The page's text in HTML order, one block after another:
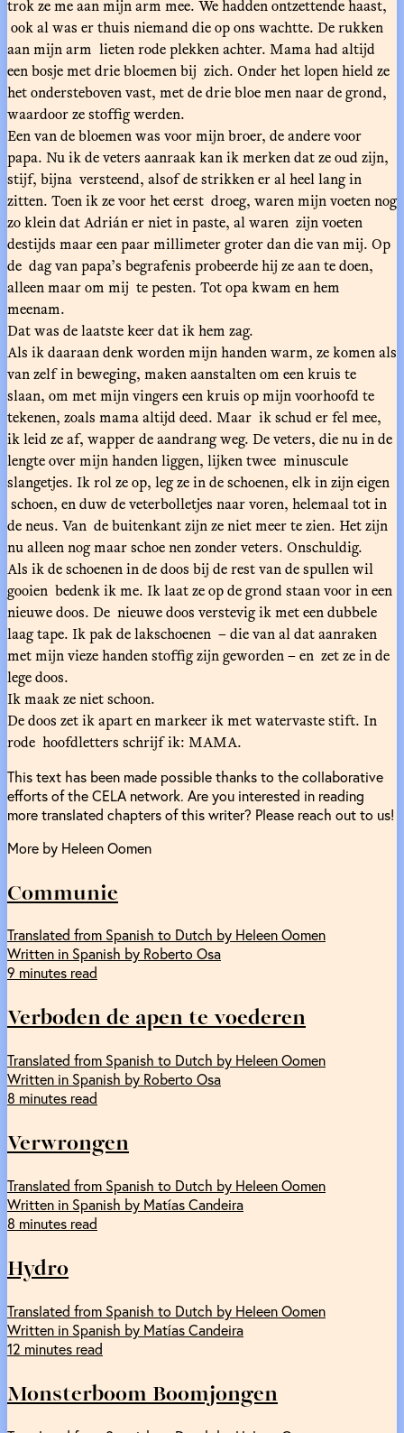
trok ze me aan mijn arm mee. We hadden ontzettende haast,
ook al was er thuis niemand die op ons wachtte. De rukken
aan mijn arm lieten rode plekken achter. Mama had altijd
een bosje met drie bloemen bij zich. Onder het lopen hield ze
het ondersteboven vast, met de drie bloe men naar de grond,
waardoor ze stoffig werden.
Een van de bloemen was voor mijn broer, de andere voor
papa. Nu ik de veters aanraak kan ik merken dat ze oud zijn,
stijf, bijna versteend, alsof de strikken er al heel lang in
zitten. Toen ik ze voor het eerst droeg, waren mijn voeten nog
zo klein dat Adrián er niet in paste, al waren zijn voeten
destijds maar een paar millimeter groter dan die van mij. Op
de dag van papa’s begrafenis probeerde hij ze aan te doen,
alleen maar om mij te pesten. Tot opa kwam en hem
meenam.
Dat was de laatste keer dat ik hem zag.
Als ik daaraan denk worden mijn handen warm, ze komen als
van zelf in beweging, maken aanstalten om een kruis te
slaan, om met mijn vingers een kruis op mijn voorhoofd te
tekenen, zoals mama altijd deed. Maar ik schud er fel mee,
ik leid ze af, wapper de aandrang weg. De veters, die nu in de
lengte over mijn handen liggen, lijken twee minuscule
slangetjes. Ik rol ze op, leg ze in de schoenen, elk in zijn eigen
schoen, en duw de veterbolletjes naar voren, helemaal tot in
de neus. Van de buitenkant zijn ze niet meer te zien. Het zijn
nu alleen nog maar schoe nen zonder veters. Onschuldig.
Als ik de schoenen in de doos bij de rest van de spullen wil
gooien bedenk ik me. Ik laat ze op de grond staan voor in een
nieuwe doos. De nieuwe doos verstevig ik met een dubbele
laag tape. Ik pak de lakschoenen – die van al dat aanraken
met mijn vieze handen stoffig zijn geworden – en zet ze in de
lege doos.
Ik maak ze niet schoon.
De doos zet ik apart en markeer ik met watervaste stift. In
rode hoofdletters schrijf ik: MAMA.
This text has been made possible thanks to the collaborative
efforts of the CELA network. Are you interested in reading
more translated chapters of this writer? Please reach out to us!
More by Heleen Oomen
Communie
Translated from Spanish to Dutch by Heleen Oomen
Written in Spanish by Roberto Osa
9 minutes read
Verboden de apen te voederen
Translated from Spanish to Dutch by Heleen Oomen
Written in Spanish by Roberto Osa
8 minutes read
Verwrongen
Translated from Spanish to Dutch by Heleen Oomen
Written in Spanish by Matías Candeira
8 minutes read
Hydro
Translated from Spanish to Dutch by Heleen Oomen
Written in Spanish by Matías Candeira
12 minutes read
Monsterboom Boomjongen